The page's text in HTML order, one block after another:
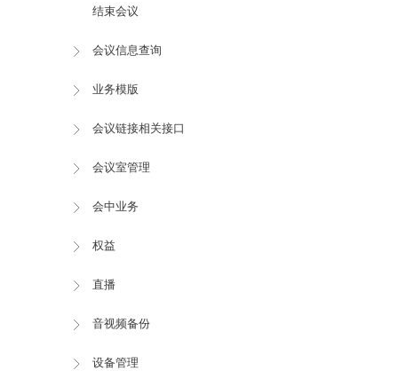
结束会议
会议信息查询
业务模版
会议链接相关接口
会议室管理
会中业务
权益
直播
音视频备份
设备管理